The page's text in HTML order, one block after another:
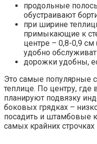
продольные
обустраивают
при ширине
примыкающие к
центре – 0,8-0,9 см
удобно
дорожки удобны,
Это самые популярные
теплице. По центру, где
планируют подвязку
боковых грядках –
посадить и штамбовые
самых крайних строчках